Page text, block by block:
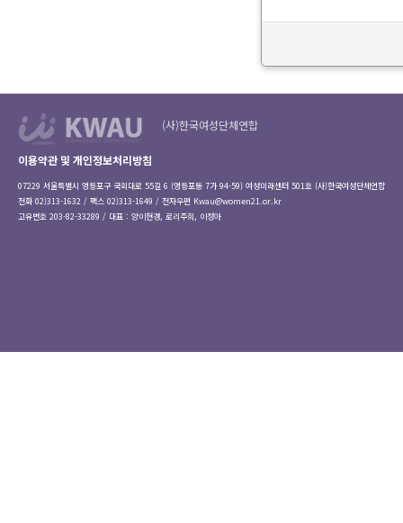
(사)한국여성단체연합
이용약관 및 개인정보처리방침
07229 서울특별시 영등포구 국회대로 55길 6 (영등포동 7가 94-59) 여성미래센터 501호 (사)한국여성단체연합
전화 02)313-1632 / 팩스 02)313-1649 / 전자우편 Kwau@women21.or.kr
고유번호 203-82-33289 / 대표 : 양이현경, 로리주희, 이정아